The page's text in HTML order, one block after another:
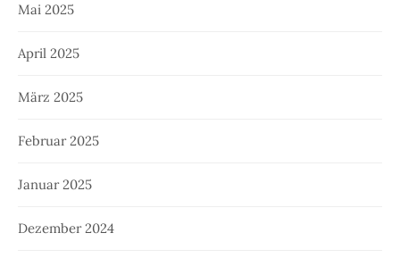
Mai 2025
April 2025
März 2025
Februar 2025
Januar 2025
Dezember 2024